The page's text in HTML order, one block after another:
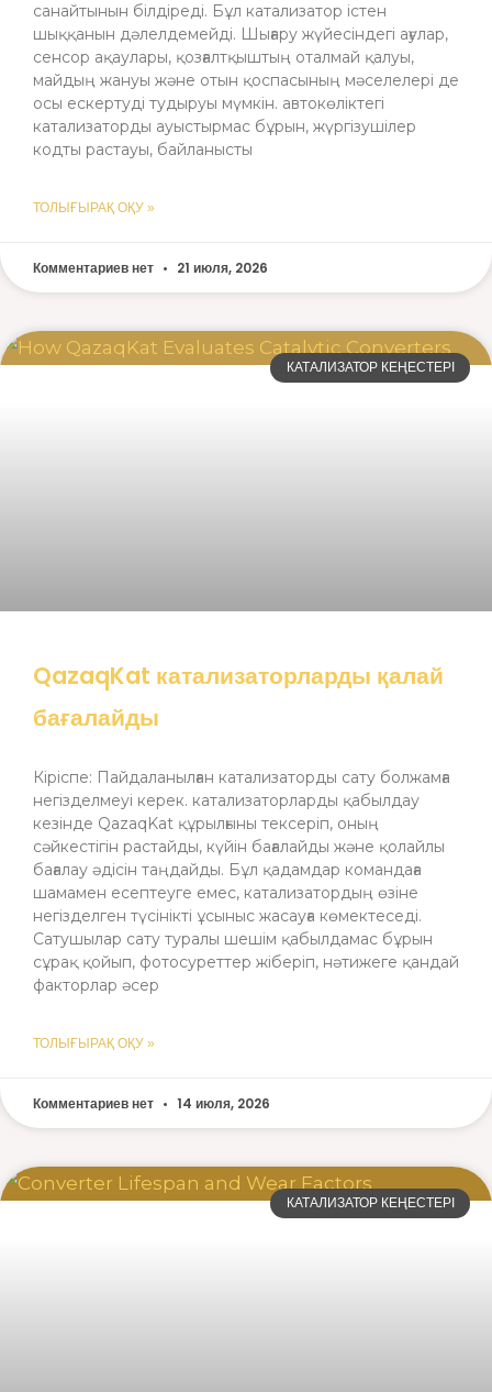
санайтынын білдіреді. Бұл катализатор істен
шыққанын дәлелдемейді. Шығару жүйесіндегі ағулар,
сенсор ақаулары, қозғалтқыштың оталмай қалуы,
майдың жануы және отын қоспасының мәселелері де
осы ескертуді тудыруы мүмкін. автокөліктегі
катализаторды ауыстырмас бұрын, жүргізушілер
кодты растауы, байланысты
ТОЛЫҒЫРАҚ ОҚУ »
Комментариев нет 21 июля, 2026
КАТАЛИЗАТОР КЕҢЕСТЕРІ
QazaqKat катализаторларды қалай
бағалайды
Кіріспе: Пайдаланылған катализаторды сату болжамға
негізделмеуі керек. катализаторларды қабылдау
кезінде QazaqKat құрылғыны тексеріп, оның
сәйкестігін растайды, күйін бағалайды және қолайлы
бағалау әдісін таңдайды. Бұл қадамдар командаға
шамамен есептеуге емес, катализатордың өзіне
негізделген түсінікті ұсыныс жасауға көмектеседі.
Сатушылар сату туралы шешім қабылдамас бұрын
сұрақ қойып, фотосуреттер жіберіп, нәтижеге қандай
факторлар әсер
ТОЛЫҒЫРАҚ ОҚУ »
Комментариев нет 14 июля, 2026
КАТАЛИЗАТОР КЕҢЕСТЕРІ